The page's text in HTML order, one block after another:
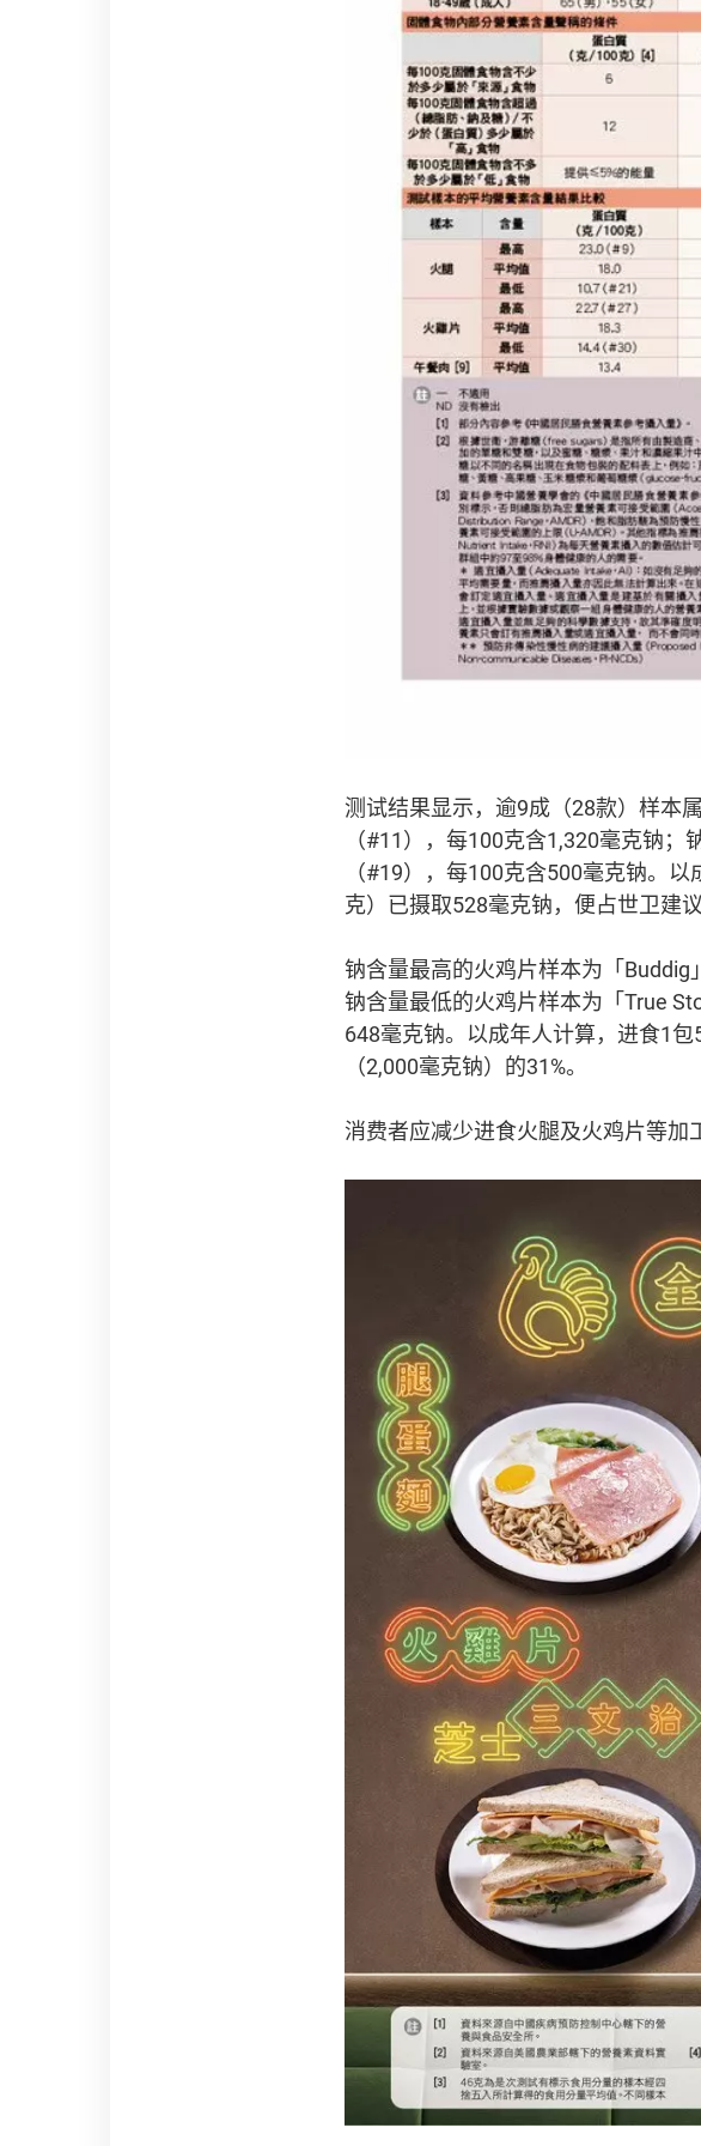
测试结果显示，逾9成（28款）样本
（#11），每100克含1,320毫克钠
（#19），每100克含500毫克钠。
克）已摄取528毫克钠，便占世卫建
钠含量最高的火鸡片样本为「Buddig
钠含量最低的火鸡片样本为「True
648毫克钠。以成年人计算，进食1
（2,000毫克钠）的31%。
消费者应减少进食火腿及火鸡片等加